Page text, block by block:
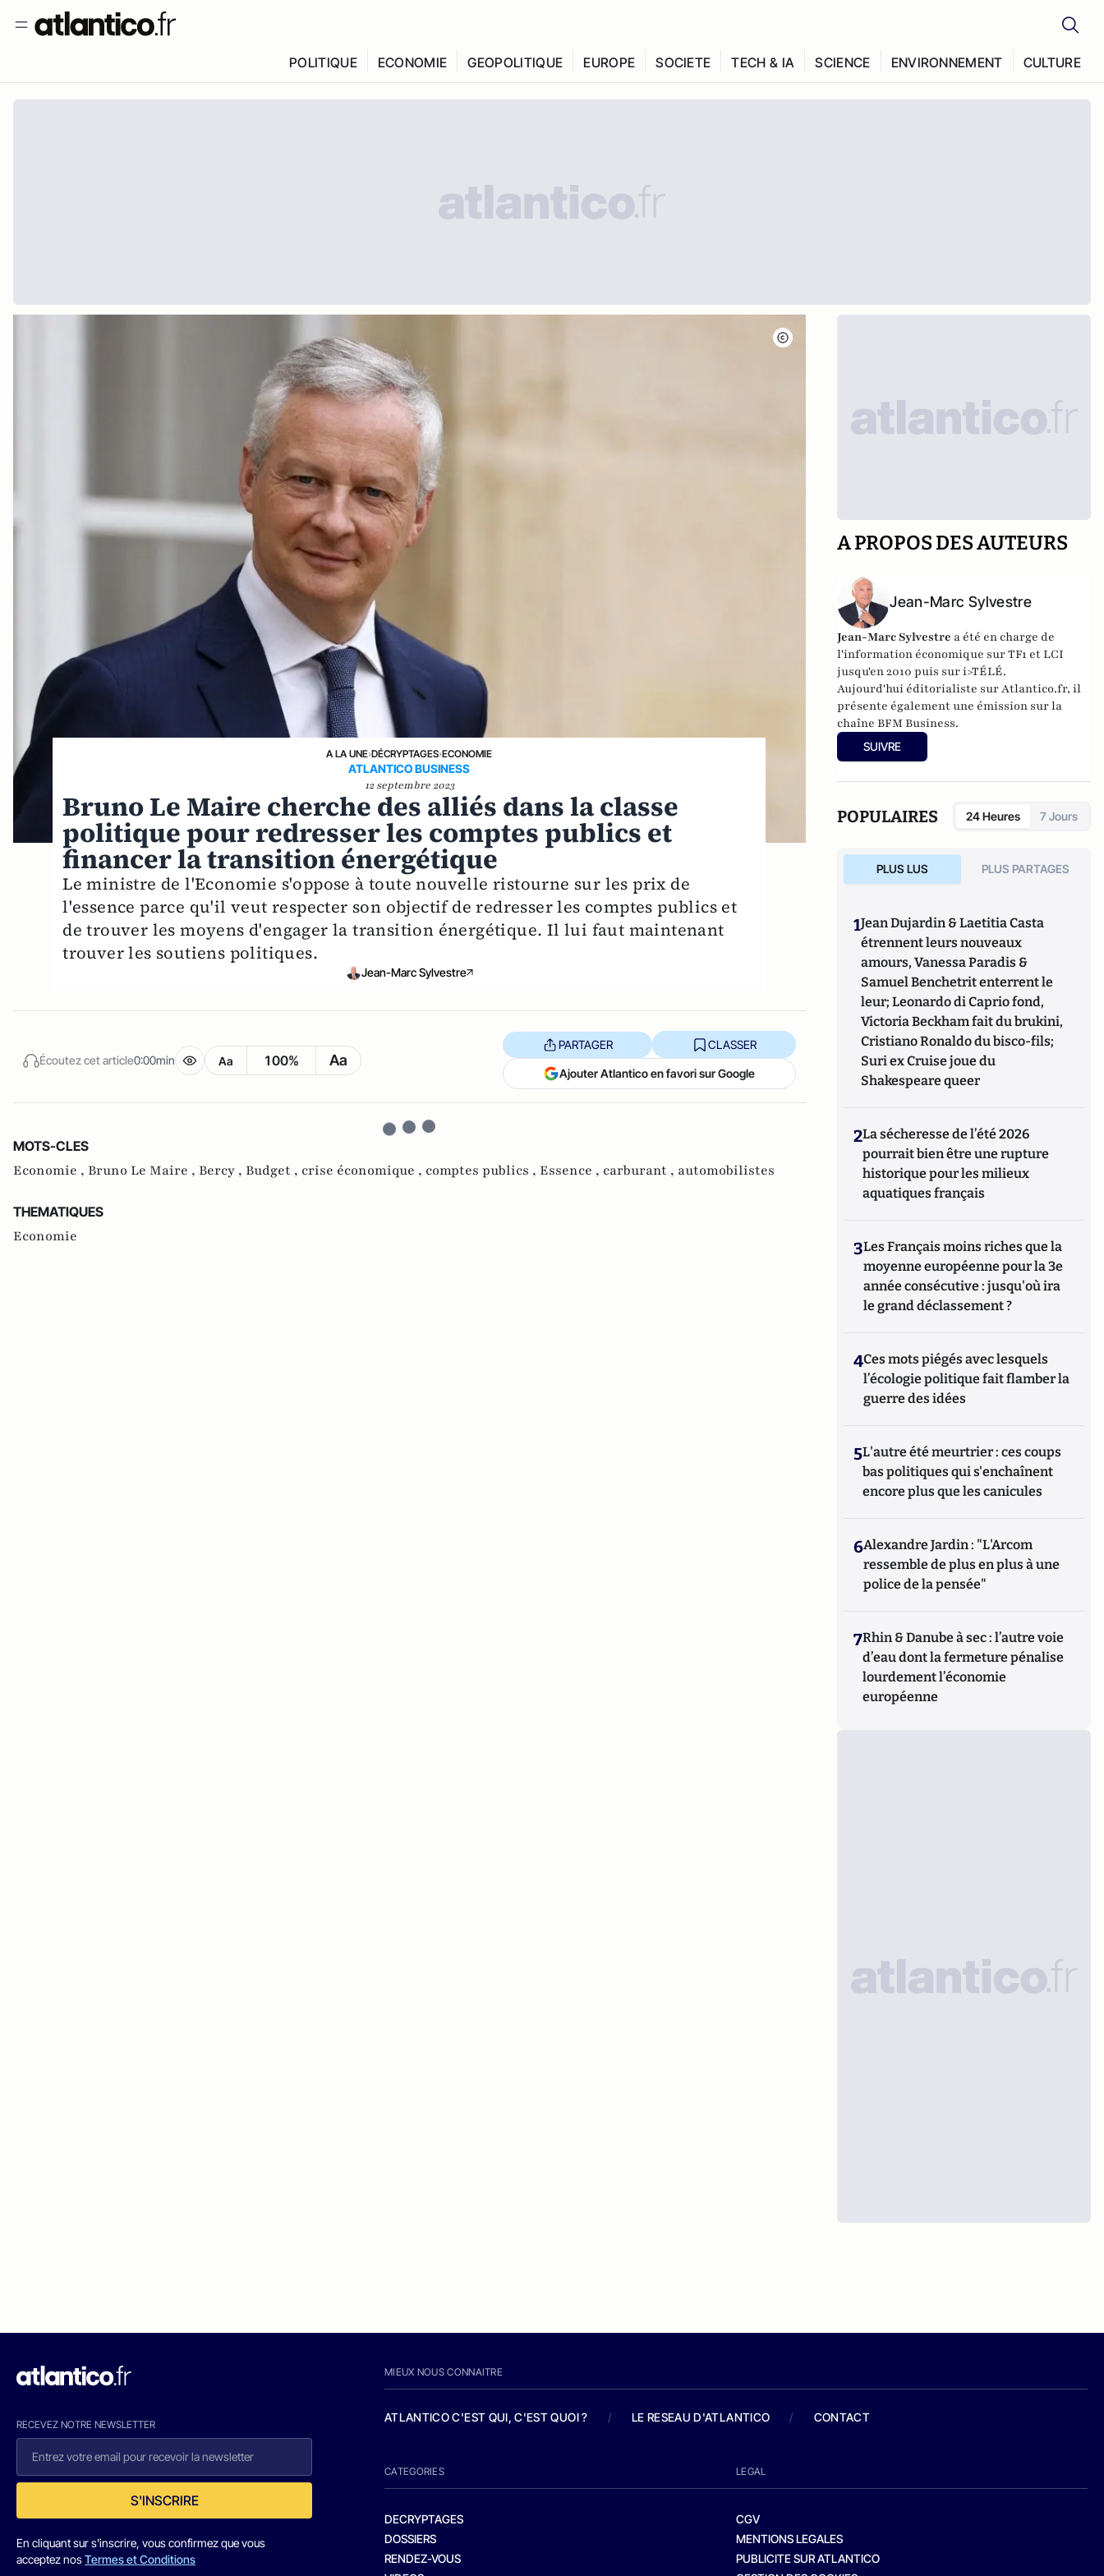
POLITIQUE ECONOMIE GEOPOLITIQUE EUROPE SOCIETE TECH & IA SCIENCE ENVIRONNEMENT CULTURE
A LA UNE›DÉCRYPTAGES›ECONOMIE
ATLANTICO BUSINESS
12 septembre 2023
Bruno Le Maire cherche des alliés dans la classe
politique pour redresser les comptes publics et
financer la transition énergétique
Le ministre de l'Economie s'oppose à toute nouvelle ristourne sur les prix de
l'essence parce qu'il veut respecter son objectif de redresser les comptes publics et
de trouver les moyens d'engager la transition énergétique. Il lui faut maintenant
trouver les soutiens politiques.
Jean-Marc Sylvestre
Écoutez cet article0:00min Aa 100% Aa
PARTAGER CLASSER
Ajouter Atlantico en favori sur Google
MOTS-CLES
Economie , Bruno Le Maire , Bercy , Budget , crise économique , comptes publics , Essence , carburant , automobilistes
THEMATIQUES
Economie
A PROPOS DES AUTEURS
Jean-Marc Sylvestre
Jean-Marc Sylvestre a été en charge de
l'information économique sur TF1 et LCI
jusqu'en 2010 puis sur i>TÉLÉ.
Aujourd'hui éditorialiste sur Atlantico.fr, il
présente également une émission sur la
chaîne BFM Business.
SUIVRE
POPULAIRES 24 Heures 7 Jours
PLUS LUS PLUS PARTAGES
1Jean Dujardin & Laetitia Casta
étrennent leurs nouveaux
amours, Vanessa Paradis &
Samuel Benchetrit enterrent le
leur; Leonardo di Caprio fond,
Victoria Beckham fait du brukini,
Cristiano Ronaldo du bisco-fils;
Suri ex Cruise joue du
Shakespeare queer
2La sécheresse de l’été 2026
pourrait bien être une rupture
historique pour les milieux
aquatiques français
3Les Français moins riches que la
moyenne européenne pour la 3e
année consécutive : jusqu'où ira
le grand déclassement ?
4Ces mots piégés avec lesquels
l’écologie politique fait flamber la
guerre des idées
5L'autre été meurtrier : ces coups
bas politiques qui s'enchaînent
encore plus que les canicules
6Alexandre Jardin : "L'Arcom
ressemble de plus en plus à une
police de la pensée"
7Rhin & Danube à sec : l’autre voie
d’eau dont la fermeture pénalise
lourdement l’économie
européenne
RECEVEZ NOTRE NEWSLETTER
S'INSCRIRE
En cliquant sur s'inscrire, vous confirmez que vous
acceptez nosTermes et Conditions
MIEUX NOUS CONNAITRE
ATLANTICO C'EST QUI, C'EST QUOI ? / LE RESEAU D'ATLANTICO / CONTACT
CATEGORIES
DECRYPTAGES
DOSSIERS
RENDEZ-VOUS
LEGAL
CGV
MENTIONS LEGALES
PUBLICITE SUR ATLANTICO